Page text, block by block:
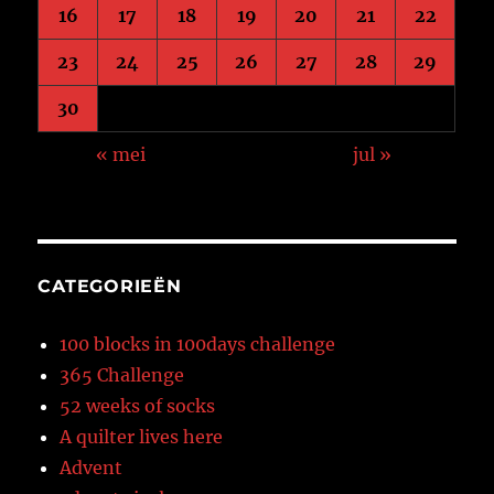
16 17 18 19 20 21 22
23 24 25 26 27 28 29
30
« mei jul »
CATEGORIEËN
100 blocks in 100days challenge
365 Challenge
52 weeks of socks
A quilter lives here
Advent